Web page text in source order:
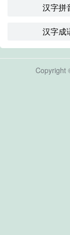
汉字拼
汉字成
Copyright